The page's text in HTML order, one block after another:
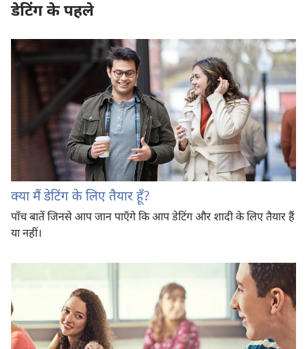
डेटिंग के पहले
क्या मैं डेटिंग के लिए तैयार हूँ?
पाँच बातें जिनसे आप जान पाएँगे कि आप डेटिंग और शादी के लिए तैयार हैं
या नहीं।